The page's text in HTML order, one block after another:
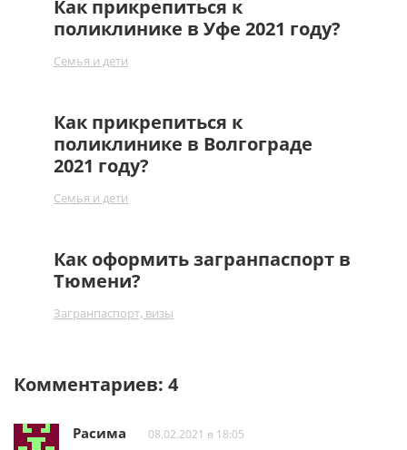
Как прикрепиться к
поликлинике в Уфе 2021 году?
Семья и дети
Как прикрепиться к
поликлинике в Волгограде
2021 году?
Семья и дети
Как оформить загранпаспорт в
Тюмени?
Загранпаспорт, визы
Комментариев: 4
Расима 08.02.2021 в 18:05